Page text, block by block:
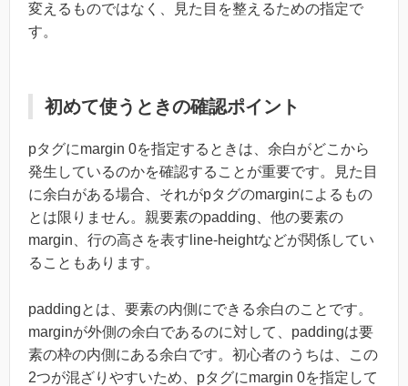
変えるものではなく、見た目を整えるための指定で
す。
初めて使うときの確認ポイント
pタグにmargin 0を指定するときは、余白がどこから
発生しているのかを確認することが重要です。見た目
に余白がある場合、それがpタグのmarginによるもの
とは限りません。親要素のpadding、他の要素の
margin、行の高さを表すline-heightなどが関係してい
ることもあります。
paddingとは、要素の内側にできる余白のことです。
marginが外側の余白であるのに対して、paddingは要
素の枠の内側にある余白です。初心者のうちは、この
2つが混ざりやすいため、pタグにmargin 0を指定して